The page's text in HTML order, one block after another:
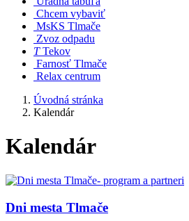
Chcem vybaviť
MsKS Tlmače
Zvoz odpadu
T Tekov
Farnosť Tlmače
Relax centrum
Úvodná stránka
Kalendár
Kalendár
Dni mesta Tlmače